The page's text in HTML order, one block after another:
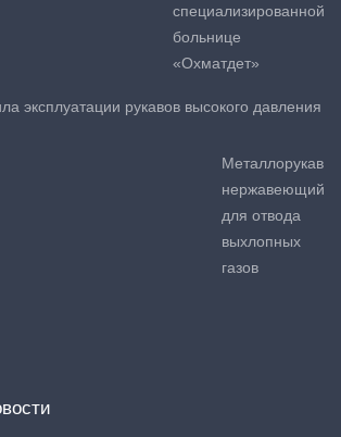
специализированной
больнице
«Охматдет»
эксплуатации рукавов высокого давления
Металлорукав
нержавеющий
для отвода
выхлопных
газов